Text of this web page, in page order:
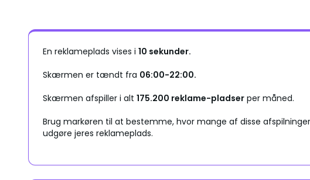
En reklameplads vises i 10 sekunder.
Skærmen er tændt fra 06:00-22:00.
Skærmen afspiller i alt 175.200 reklame-pladser per måned.
Brug markøren til at bestemme, hvor mange af disse
udgøre jeres reklameplads.